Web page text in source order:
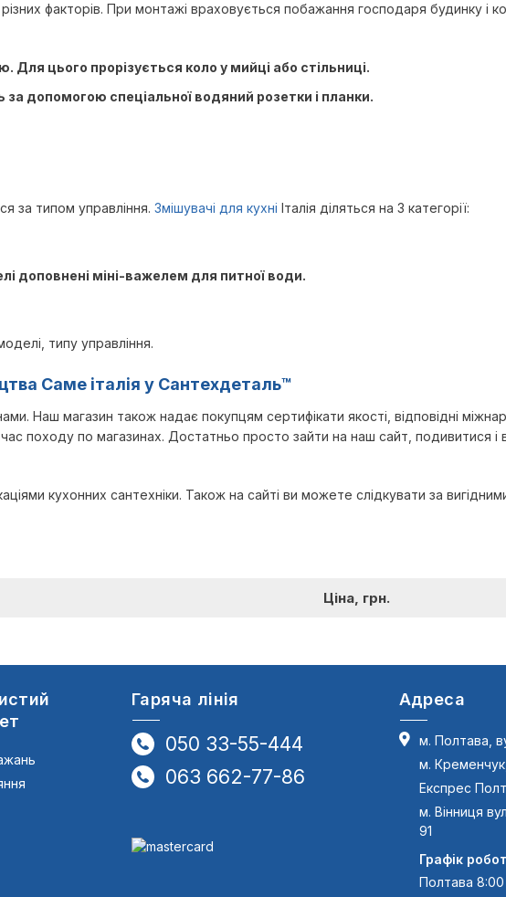
факторів. При монтажі враховується побажання господаря будинку і
цього прорізується коло у мийці або стільниці.
за допомогою спеціальної водяний розетки і планки.
за типом управління. Змішувачі для кухні Італія діляться на 3 категорії:
доповнені міні-важелем для питної води.
типу управління.
Саме італія у Сантехдеталь™
Наш магазин також надає покупцям сертифікати якості, відповідні
походу по магазинах. Достатньо просто зайти на наш сайт, подивитися
кухонних сантехніки. Також на сайті ви можете слідкувати за
Ціна, грн.
Гаряча лінія
050 33-55-444
063 662-77-86
Адреса
м. Полтава,
м.
Експрес
м. Вінниця
91
Графік
Полтава 8:00